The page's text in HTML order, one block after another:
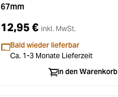
67mm
12,95 € inkl. MwSt.
Bald wieder lieferbar
Ca. 1-3 Monate Lieferzeit
In den Warenkorb